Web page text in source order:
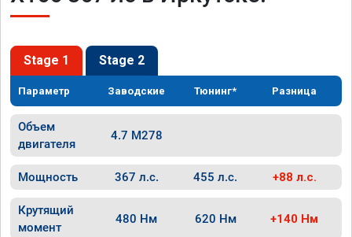
Stage 1 Stage 2
Параметр Заводские Тюнинг* Разница
Объем
двигателя
4.7 M278
Мощность 367 л.с. 455 л.с. +88 л.с.
Крутящий
момент
480 Нм 620 Нм +140 Нм